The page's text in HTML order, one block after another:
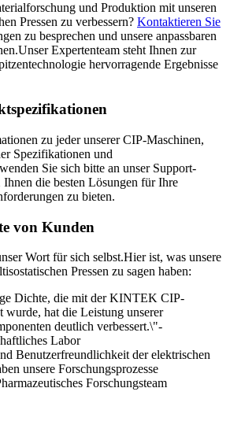
und Produktion mit unseren
Pressen zu verbessern? Kontaktieren Sie
zu besprechen und unsere anpassbaren
Expertenteam steht Ihnen zur
hervorragende Ergebnisse
zu jeder unserer CIP-Maschinen,
Spezifikationen und
Sie sich bitte an unser Support-
Ihnen die besten Lösungen für Ihre
zu bieten.
von Kunden
Wort für sich selbst.Hier ist, was unsere
Pressen zu sagen haben:
Dichte, die mit der KINTEK CIP-
wurde, hat die Leistung unserer
deutlich verbessert.\"-
Labor
Benutzerfreundlichkeit der elektrischen
unsere Forschungsprozesse
Forschungsteam